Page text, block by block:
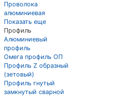
Проволока
алюминиевая
Показать еще
Профиль
Алюминиевый
профиль
Омега профиль ОП
Профиль Z образный
(зетовый)
Профиль гнутый
замкнутый сварной